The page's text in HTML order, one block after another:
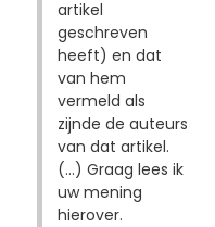
artikel
geschreven
heeft) en dat
van hem
vermeld als
zijnde de auteurs
van dat artikel.
(...) Graag lees ik
uw mening
hierover.